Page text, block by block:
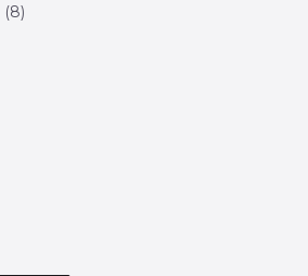
8